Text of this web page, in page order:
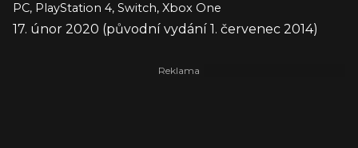
PC, PlayStation 4, Switch, Xbox One
17. únor 2020 (původní vydání 1. červenec 2014)